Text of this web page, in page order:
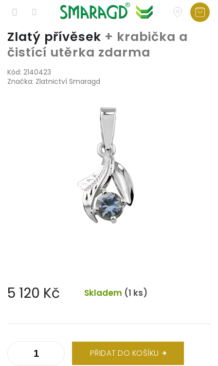
Přejít
na
obsah
Zlatý přívěsek + krabička a
čistící utěrka zdarma
Kód: 2140423
Značka: Zlatnictví Smaragd
5 120 Kč Skladem (1 ks)
PŘIDAT DO KOŠÍKU